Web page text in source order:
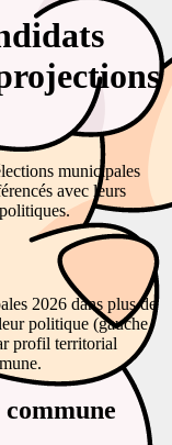
municipales
avec leurs
2026 dans plus de
politique (gauche,
profil territorial